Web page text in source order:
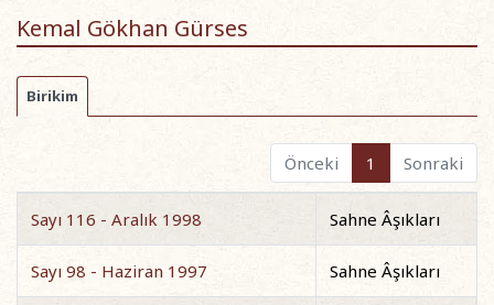
Kemal Gökhan Gürses
Birikim
Önceki 1 Sonraki
Sayı 116 - Aralık 1998 Sahne Âşıkları
Sayı 98 - Haziran 1997 Sahne Âşıkları